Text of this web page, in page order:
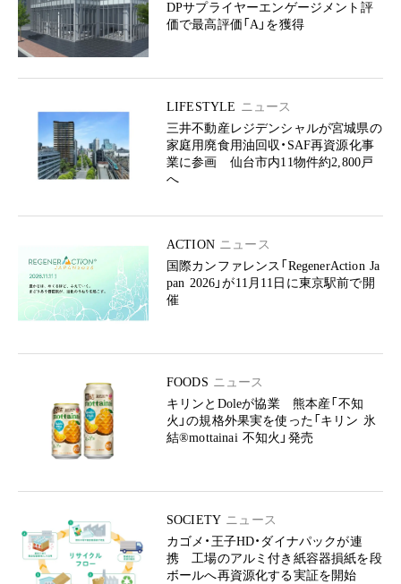
DPサプライヤーエンゲージメント評
価で最高評価「A」を獲得
LIFESTYLE ニュース
三井不動産レジデンシャルが宮城県の
家庭用廃食用油回収・SAF再資源化事
業に参画 仙台市内11物件約2,800戸
へ
ACTION ニュース
国際カンファレンス「RegenerAction Ja
pan 2026」が11月11日に東京駅前で開
催
FOODS ニュース
キリンとDoleが協業 熊本産「不知
火」の規格外果実を使った「キリン 氷
結®mottainai 不知火」発売
SOCIETY ニュース
カゴメ・王子HD・ダイナパックが連
携 工場のアルミ付き紙容器損紙を段
ボールへ再資源化する実証を開始